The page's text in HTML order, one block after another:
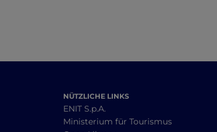
NÜTZLICHE LINKS
ENIT S.p.A.
Ministerium für Tourismus